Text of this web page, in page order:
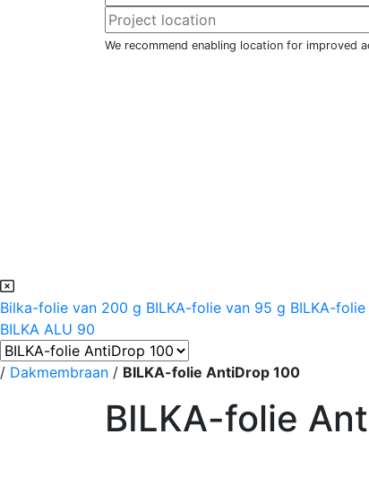
We recommend enabling location for improved
Bilka-folie van 200 g BILKA-folie van 95 g BILKA-
BILKA ALU 90
/ Dakmembraan / BILKA-folie AntiDrop 100
BILKA-folie